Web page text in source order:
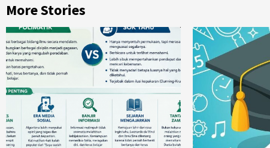
More Stories